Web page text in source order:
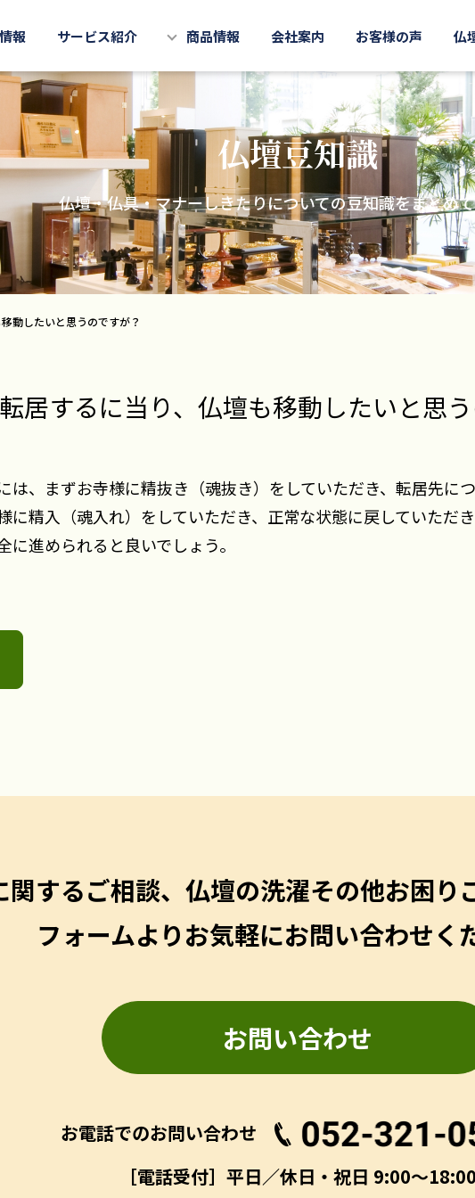
報 サービス紹介 商品情報 会社案内 お客様の声 仏
仏壇豆知識
仏壇・仏具・マナーしきたりについての豆知識をまとめ
動したいと思うのですが？
転居するに当り、仏壇も移動したいと思
は、まずお寺様に精抜き（魂抜き）をしていただき、転居先に
に精入（魂入れ）をしていただき、正常な状態に戻していただ
進められると良いでしょう。
関するご相談、仏壇の洗濯その他お困り
フォームよりお気軽にお問い合わせく
お問い合わせ
お電話でのお問い合わせ
［電話受付］平日／休日・祝日 9:00～18:00